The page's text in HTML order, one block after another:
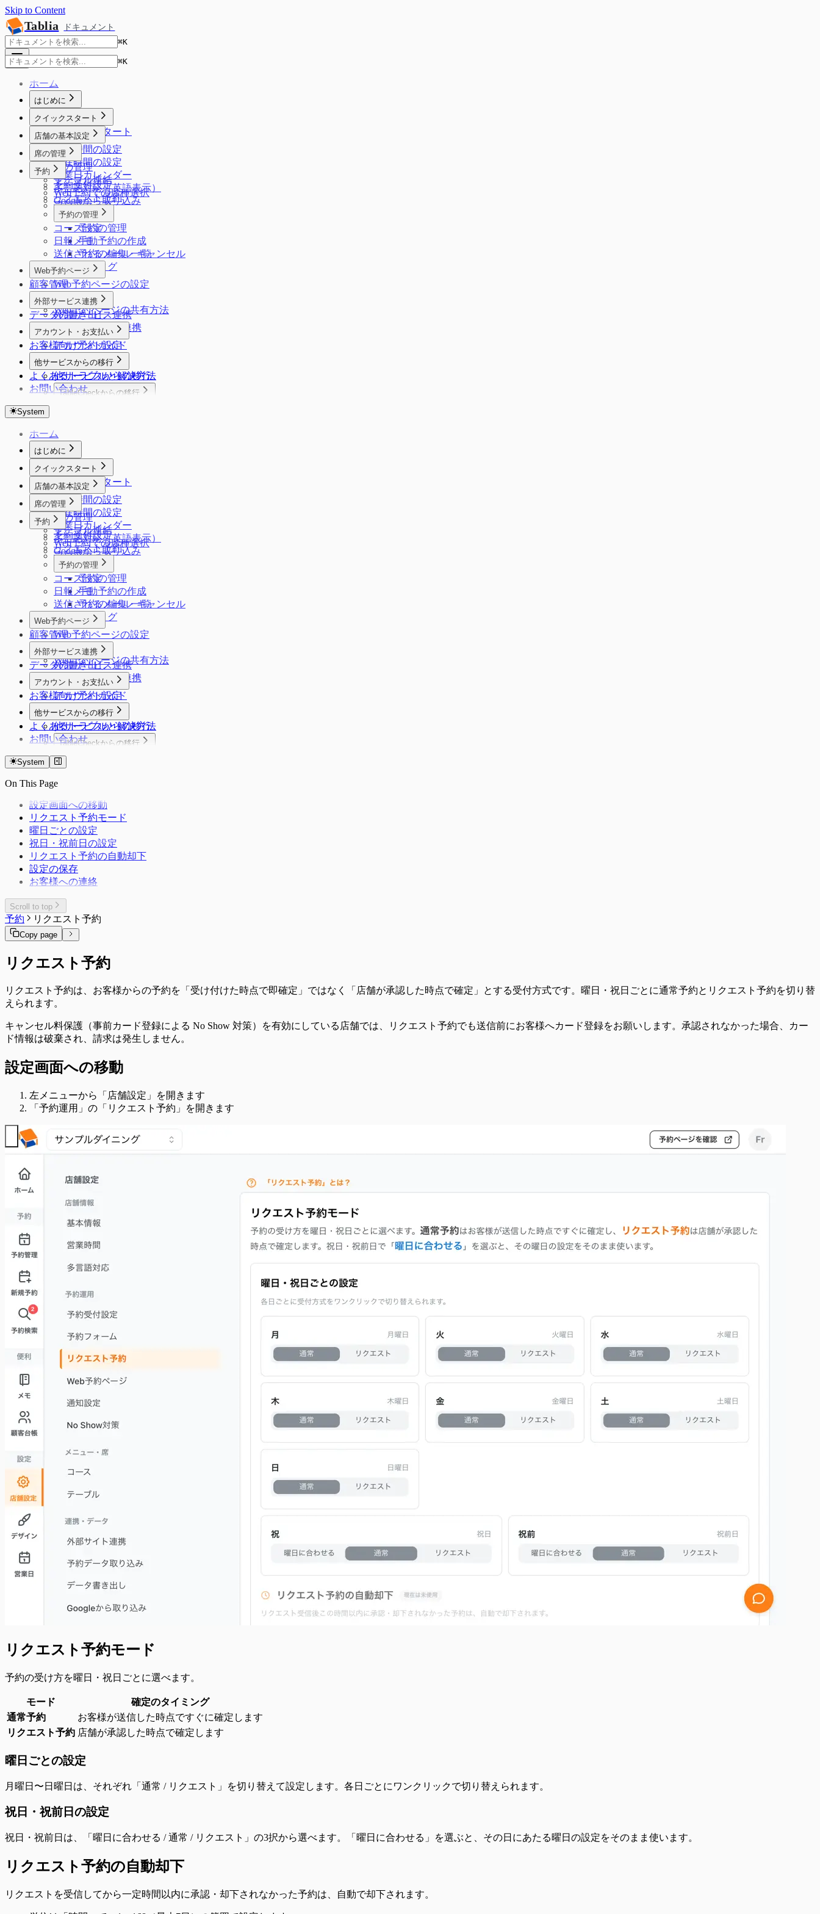
Skip to Content
Tablia
ドキュメント
⌘K
⌘K
ホーム
はじめに
はじめに
クイックスタート
クイックスタート
店舗の基本設定
営業時間の設定
滞在時間の設定
営業日カレンダー
多言語対応（英語表示）
Googleから取り込み
席の管理
席の管理
テーブル連結
Web予約での席種選択
フロアマップ
予約
予約受付設定
リクエスト予約
予約の管理
予約の管理
手動予約の作成
予約の編集・キャンセル
予約タグ
コース設定
日報メモ
送信されるメール一覧
Web予約ページ
Web予約ページの設定
カスタム質問
Web予約ページの共有方法
顧客管理
外部サービス連携
外部サービス連携
食べログノート連携
データの書き出し
アカウント・お支払い
アカウント設定
料金・お支払い
お客様向け予約ガイド
他サービスからの移行
他サービスからの移行
TableCheckからの移行
よくあるトラブルと解決方法
お問い合わせ
System
ホーム
はじめに
はじめに
クイックスタート
クイックスタート
店舗の基本設定
営業時間の設定
滞在時間の設定
営業日カレンダー
多言語対応（英語表示）
Googleから取り込み
席の管理
席の管理
テーブル連結
Web予約での席種選択
フロアマップ
予約
予約受付設定
リクエスト予約
予約の管理
予約の管理
手動予約の作成
予約の編集・キャンセル
予約タグ
コース設定
日報メモ
送信されるメール一覧
Web予約ページ
Web予約ページの設定
カスタム質問
Web予約ページの共有方法
顧客管理
外部サービス連携
外部サービス連携
食べログノート連携
データの書き出し
アカウント・お支払い
アカウント設定
料金・お支払い
お客様向け予約ガイド
他サービスからの移行
他サービスからの移行
TableCheckからの移行
トレタからの移行
レストランボードからの移行
よくあるトラブルと解決方法
お問い合わせ
System
On This Page
設定画面への移動
リクエスト予約モード
曜日ごとの設定
祝日・祝前日の設定
リクエスト予約の自動却下
設定の保存
お客様への連絡
Scroll to top
予約 リクエスト予約
Copy page
リクエスト予約
リクエスト予約は、お客様からの予約を「受け付けた時点で即確定」ではなく「店舗が承認した時点で確定」とする受付方式です。曜日・祝日ごとに通常予約とリクエスト予約を切り替
えられます。
キャンセル料保護（事前カード登録による No Show 対策）を有効にしている店舗では、リクエスト予約でも送信前にお客様へカード登録をお願いします。承認されなかった場合、カー
ド情報は破棄され、請求は発生しません。
設定画面への移動
左メニューから「店舗設定」を開きます
「予約運用」の「リクエスト予約」を開きます
リクエスト予約モード
予約の受け方を曜日・祝日ごとに選べます。
モード
確定のタイミング
通常予約
お客様が送信した時点ですぐに確定します
リクエスト予約 店舗が承認した時点で確定します
曜日ごとの設定
月曜日〜日曜日は、それぞれ「通常 / リクエスト」を切り替えて設定します。各日ごとにワンクリックで切り替えられます。
祝日・祝前日の設定
祝日・祝前日は、「曜日に合わせる / 通常 / リクエスト」の3択から選べます。「曜日に合わせる」を選ぶと、その日にあたる曜日の設定をそのまま使います。
リクエスト予約の自動却下
リクエストを受信してから一定時間以内に承認・却下されなかった予約は、自動で却下されます。